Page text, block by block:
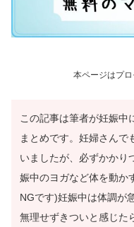
本ページはプ
この記事は筆者が妊娠中
まとめです。妊婦さんで
いましたが、必ずかかり
娠中のヨガなど体を動か
NGです)妊娠中は体調が
無理せずきついと感じた